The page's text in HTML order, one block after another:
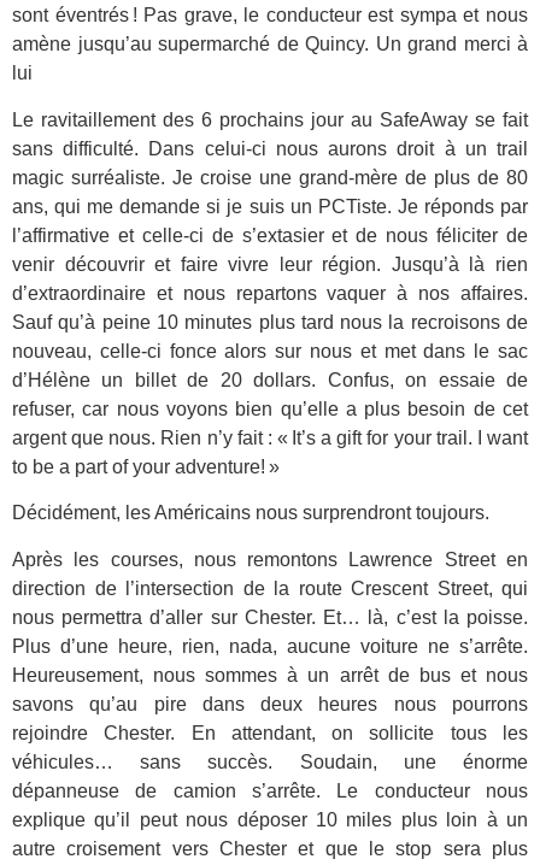
sont éventrés ! Pas grave, le conducteur est sympa et nous
amène jusqu’au supermarché de Quincy. Un grand merci à
lui
Le ravitaillement des 6 prochains jour au SafeAway se fait
sans difficulté. Dans celui-ci nous aurons droit à un trail
magic surréaliste. Je croise une grand-mère de plus de 80
ans, qui me demande si je suis un PCTiste. Je réponds par
l’affirmative et celle-ci de s’extasier et de nous féliciter de
venir découvrir et faire vivre leur région. Jusqu’à là rien
d’extraordinaire et nous repartons vaquer à nos affaires.
Sauf qu’à peine 10 minutes plus tard nous la recroisons de
nouveau, celle-ci fonce alors sur nous et met dans le sac
d’Hélène un billet de 20 dollars. Confus, on essaie de
refuser, car nous voyons bien qu’elle a plus besoin de cet
argent que nous. Rien n’y fait : « It’s a gift for your trail. I want
to be a part of your adventure! »
Décidément, les Américains nous surprendront toujours.
Après les courses, nous remontons Lawrence Street en
direction de l’intersection de la route Crescent Street, qui
nous permettra d’aller sur Chester. Et… là, c’est la poisse.
Plus d’une heure, rien, nada, aucune voiture ne s’arrête.
Heureusement, nous sommes à un arrêt de bus et nous
savons qu’au pire dans deux heures nous pourrons
rejoindre Chester. En attendant, on sollicite tous les
véhicules… sans succès. Soudain, une énorme
dépanneuse de camion s’arrête. Le conducteur nous
explique qu’il peut nous déposer 10 miles plus loin à un
autre croisement vers Chester et que le stop sera plus